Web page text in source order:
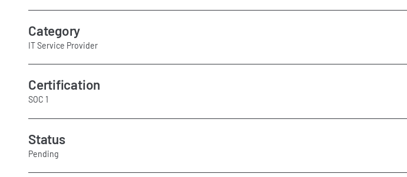
Category
IT Service Provider
Certification
SOC 1
Status
Pending